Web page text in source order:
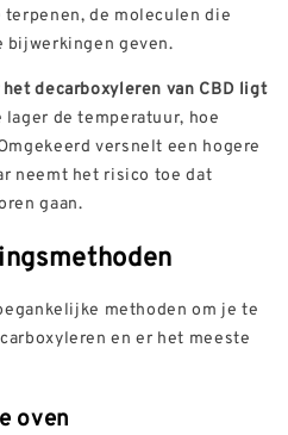
terpenen, de moleculen die
bijwerkingen geven.
decarboxyleren van CBD ligt
lager de temperatuur, hoe
versnelt een hogere
neemt het risico toe dat
gaan.
methoden om je te
en er het meeste
oven